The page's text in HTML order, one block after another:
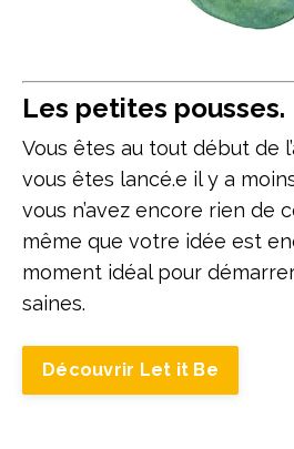
Les petites pousses.
Vous êtes au tout début de
vous êtes lancé.e il y a
vous n’avez encore rien de
même que votre idée est
moment idéal pour
saines.
Découvrir Let it Be